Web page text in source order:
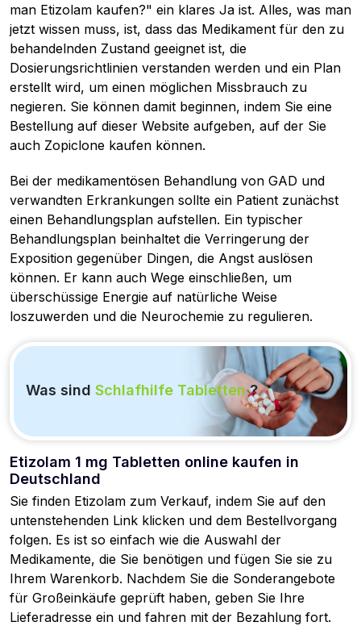
man Etizolam kaufen?" ein klares Ja ist. Alles, was man
jetzt wissen muss, ist, dass das Medikament für den zu
behandelnden Zustand geeignet ist, die
Dosierungsrichtlinien verstanden werden und ein Plan
erstellt wird, um einen möglichen Missbrauch zu
negieren. Sie können damit beginnen, indem Sie eine
Bestellung auf dieser Website aufgeben, auf der Sie
auch Zopiclone kaufen können.
Bei der medikamentösen Behandlung von GAD und
verwandten Erkrankungen sollte ein Patient zunächst
einen Behandlungsplan aufstellen. Ein typischer
Behandlungsplan beinhaltet die Verringerung der
Exposition gegenüber Dingen, die Angst auslösen
können. Er kann auch Wege einschließen, um
überschüssige Energie auf natürliche Weise
loszuwerden und die Neurochemie zu regulieren.
Was sind Schlafhilfe Tabletten?
Etizolam 1 mg Tabletten online kaufen in
Deutschland
Sie finden Etizolam zum Verkauf, indem Sie auf den
untenstehenden Link klicken und dem Bestellvorgang
folgen. Es ist so einfach wie die Auswahl der
Medikamente, die Sie benötigen und fügen Sie sie zu
Ihrem Warenkorb. Nachdem Sie die Sonderangebote
für Großeinkäufe geprüft haben, geben Sie Ihre
Lieferadresse ein und fahren mit der Bezahlung fort.